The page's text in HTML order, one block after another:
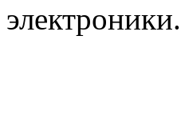
электроники.